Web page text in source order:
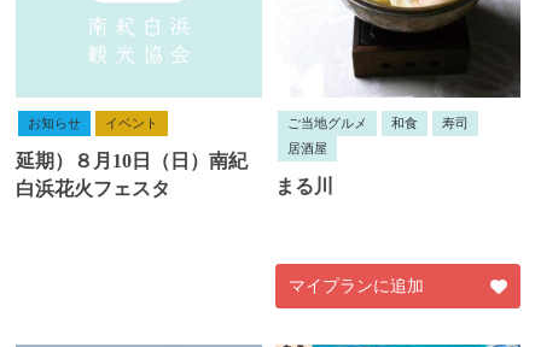
お知らせ イベント
延期）８月10日（日）南紀
白浜花火フェスタ
ご当地グルメ 和食
寿司
居酒屋
まる川
マイプランに追加